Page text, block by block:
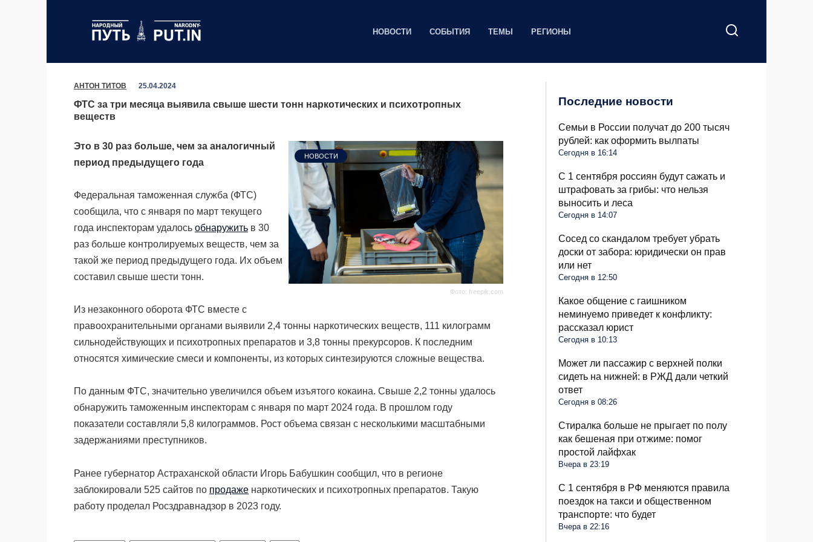
НОВОСТИ СОБЫТИЯ ТЕМЫ РЕГИОНЫ
АНТОН ТИТОВ 25.04.2024
ФТС за три месяца выявила свыше шести тонн наркотических и психотропных
веществ
Фото: freepik.com
НОВОСТИ
Это в 30 раз больше, чем за аналогичный
период предыдущего года
Федеральная таможенная служба (ФТС)
сообщила, что с января по март текущего
года инспекторам удалось обнаружить в 30
раз больше контролируемых веществ, чем за
такой же период предыдущего года. Их объем
составил свыше шести тонн.
Из незаконного оборота ФТС вместе с
правоохранительными органами выявили 2,4 тонны наркотических веществ, 111 килограмм
сильнодействующих и психотропных препаратов и 3,8 тонны прекурсоров. К последним
относятся химические смеси и компоненты, из которых синтезируются сложные вещества.
По данным ФТС, значительно увеличился объем изъятого кокаина. Свыше 2,2 тонны удалось
обнаружить таможенным инспекторам с января по март 2024 года. В прошлом году
показатели составляли 5,8 килограммов. Рост объема связан с несколькими масштабными
задержаниями преступников.
Ранее губернатор Астраханской области Игорь Бабушкин сообщил, что в регионе
заблокировали 525 сайтов по продаже наркотических и психотропных препаратов. Такую
работу проделал Росздравнадзор в 2023 году.
Последние новости
Семьи в России получат до 200 тысяч
рублей: как оформить вылпаты
Сегодня в 16:14
С 1 сентября россиян будут сажать и
штрафовать за грибы: что нельзя
выносить и леса
Сегодня в 14:07
Сосед со скандалом требует убрать
доски от забора: юридически он прав
или нет
Сегодня в 12:50
Какое общение с гаишником
неминуемо приведет к конфликту:
рассказал юрист
Сегодня в 10:13
Может ли пассажир с верхней полки
сидеть на нижней: в РЖД дали четкий
ответ
Сегодня в 08:26
Стиралка больше не прыгает по полу
как бешеная при отжиме: помог
простой лайфхак
Вчера в 23:19
С 1 сентября в РФ меняются правила
поездок на такси и общественном
транспорте: что будет
Вчера в 22:16